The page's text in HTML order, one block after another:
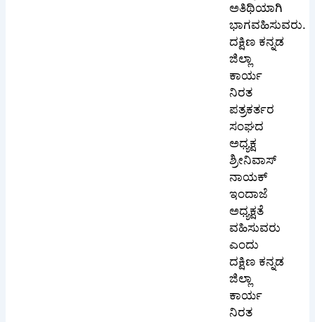
ಅತಿಥಿಯಾಗಿ
ಭಾಗವಹಿಸುವರು.
ದಕ್ಷಿಣ ಕನ್ನಡ
ಜಿಲ್ಲಾ
ಕಾರ್ಯ
ನಿರತ
ಪತ್ರಕರ್ತರ
ಸಂಘದ
ಅಧ್ಯಕ್ಷ
ಶ್ರೀನಿವಾಸ್
ನಾಯಕ್
ಇಂದಾಜೆ
ಅಧ್ಯಕ್ಷತೆ
ವಹಿಸುವರು
ಎಂದು
ದಕ್ಷಿಣ ಕನ್ನಡ
ಜಿಲ್ಲಾ
ಕಾರ್ಯ
ನಿರತ